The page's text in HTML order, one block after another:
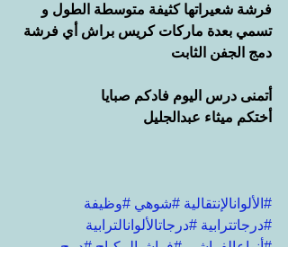
فرشة شعيراتها كثيفة متوسطة الطول و
تسمي بعدة ماركات كريس براش أي فرشة
دمج الجفن الثابت
أتمنى درس اليوم فادكم صبايا
أختكم ميثاء عبدالجليل
#الألوانالإنتقالية #شوهي #وظيفة
#درجاتترابية #درجاتالألوانالترابية
#أنواعالفراشي #فراشيالمكياج #دمج